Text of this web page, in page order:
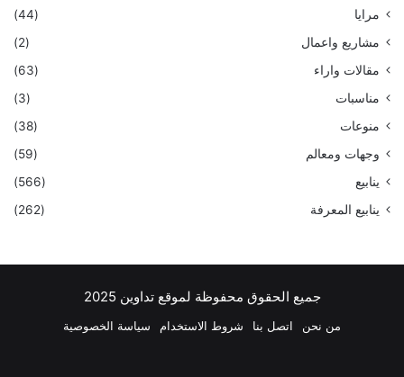
مرايا
(44)
مشاريع واعمال
(2)
مقالات واراء
(63)
مناسبات
(3)
منوعات
(38)
وجهات ومعالم
(59)
ينابيع
(566)
ينابيع المعرفة
(262)
جميع الحقوق محفوظة لموقع تداوين 2025
من نحن اتصل بنا شروط الاستخدام سياسة الخصوصية